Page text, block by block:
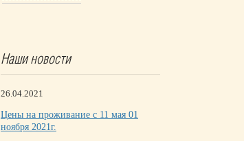
Наши новости
26.04.2021
Цены на проживание с 11 мая 01
ноября 2021г.